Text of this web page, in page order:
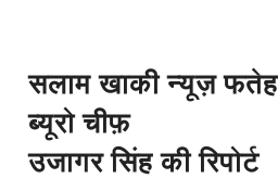
सलाम खाकी न्यूज़
ब्यूरो चीफ़
उजागर सिंह की रिपोर्ट